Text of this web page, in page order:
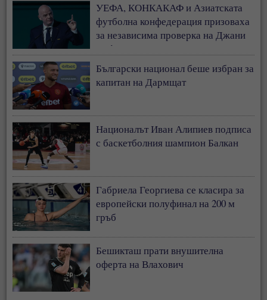
УЕФА, КОНКАКАФ и Азиатската
футболна конфедерация призоваха
за независима проверка на Джани
Инфантино
Български национал беше избран за
капитан на Дармщат
Националът Иван Алипиев подписа
с баскетболния шампион Балкан
Габриела Георгиева се класира за
европейски полуфинал на 200 м
гръб
Бешикташ прати внушителна
оферта на Влахович